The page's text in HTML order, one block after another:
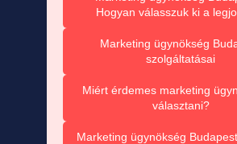
Hogyan válasszuk ki a
Marketing ügynökség
szolgáltatásai
Miért érdemes marketing
választani?
Marketing ügynökség